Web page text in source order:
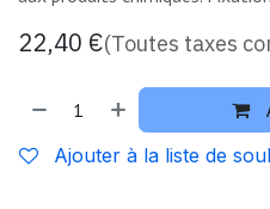
22,40 €(Toutes taxes
Ajouter à la liste de